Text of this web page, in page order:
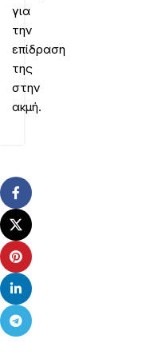
για
την
επίδραση
της
στην
ακμή.